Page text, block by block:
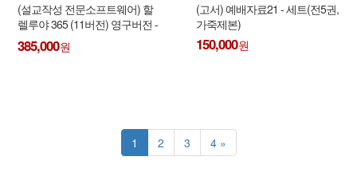
(설교작성 전문소프트웨어) 할
렐루야 365 (11버전) 영구버전 -
(USB인증방식)
385,000
(고서) 예배자료21 - 세트(전5권,
가죽제본)
150,000
1 2 3 4 »